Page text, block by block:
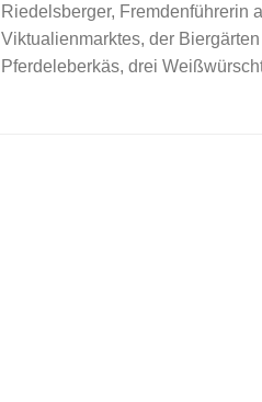
Riedelsberger, Fremdenführerin
Viktualienmarktes, der
Pferdeleberkäs, drei